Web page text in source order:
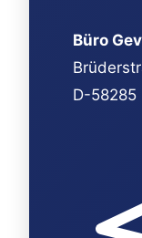
Büro
D-58285